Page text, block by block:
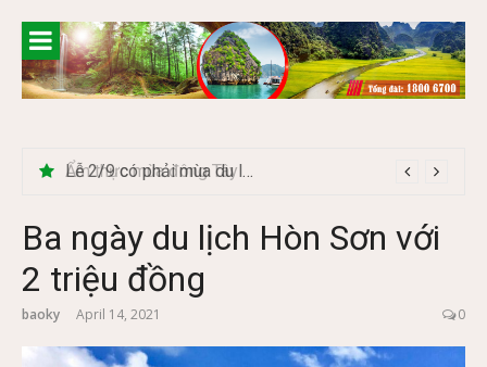
content
Lễ 2/9 có phải mùa du lịch Hà Giang đẹp không?
Ba ngày du lịch Hòn Sơn với
2 triệu đồng
baoky April 14, 2021 0